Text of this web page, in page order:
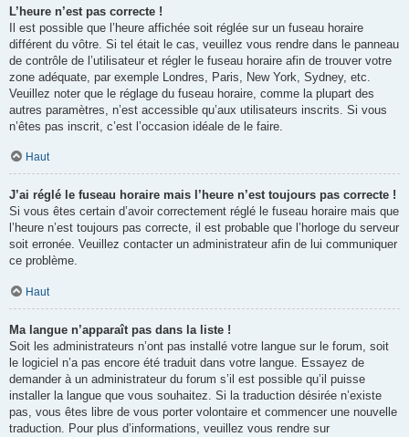
L’heure n’est pas correcte !
Il est possible que l’heure affichée soit réglée sur un fuseau horaire
différent du vôtre. Si tel était le cas, veuillez vous rendre dans le panneau
de contrôle de l’utilisateur et régler le fuseau horaire afin de trouver votre
zone adéquate, par exemple Londres, Paris, New York, Sydney, etc.
Veuillez noter que le réglage du fuseau horaire, comme la plupart des
autres paramètres, n’est accessible qu’aux utilisateurs inscrits. Si vous
n’êtes pas inscrit, c’est l’occasion idéale de le faire.
Haut
J’ai réglé le fuseau horaire mais l’heure n’est toujours pas correcte !
Si vous êtes certain d’avoir correctement réglé le fuseau horaire mais que
l’heure n’est toujours pas correcte, il est probable que l’horloge du serveur
soit erronée. Veuillez contacter un administrateur afin de lui communiquer
ce problème.
Haut
Ma langue n’apparaît pas dans la liste !
Soit les administrateurs n’ont pas installé votre langue sur le forum, soit
le logiciel n’a pas encore été traduit dans votre langue. Essayez de
demander à un administrateur du forum s’il est possible qu’il puisse
installer la langue que vous souhaitez. Si la traduction désirée n’existe
pas, vous êtes libre de vous porter volontaire et commencer une nouvelle
traduction. Pour plus d’informations, veuillez vous rendre sur